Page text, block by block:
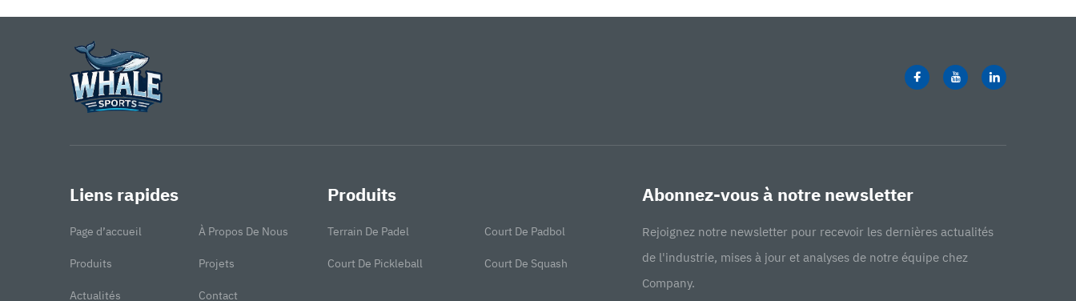
Liens rapides
Page d’accueil À Propos De Nous
Produits Projets
Actualités Contact
Produits
Terrain De Padel Court De Padbol
Court De Pickleball Court De Squash
Abonnez-vous à notre newsletter
Rejoignez notre newsletter pour recevoir les dernières actualités
de l'industrie, mises à jour et analyses de notre équipe chez
Company.